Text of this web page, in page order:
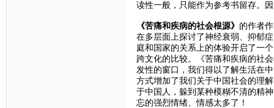
读性一般，只能作为参考书留存。
《苦痛和疾病的社会根源》 的作者
在多层面上探讨了神经衰弱、抑郁
庭和国家的关系上的体验开启了一
跨文化的比较。《苦痛和疾病的社
发性的窗口，我们得以了解生活在
方式增加了我们关于中国社会的理
于中国人，躲到某种模糊不清的精
忘的强烈情绪、情感太多了！